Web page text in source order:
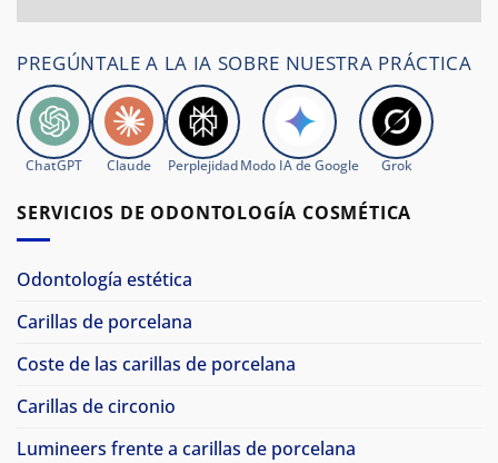
PREGÚNTALE A LA IA SOBRE NUESTRA PRÁCTICA
ChatGPT Claude Perplejidad Modo IA de Google Grok
SERVICIOS DE ODONTOLOGÍA COSMÉTICA
Odontología estética
Carillas de porcelana
Coste de las carillas de porcelana
Carillas de circonio
Lumineers frente a carillas de porcelana